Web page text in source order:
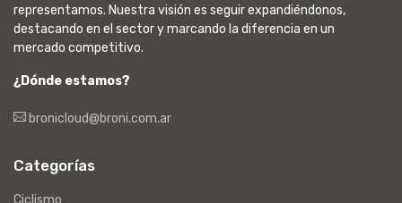
representamos. Nuestra visión es seguir expandiéndonos,
destacando en el sector y marcando la diferencia en un
mercado competitivo.
¿Dónde estamos?
bronicloud@broni.com.ar
Categorías
Ciclismo